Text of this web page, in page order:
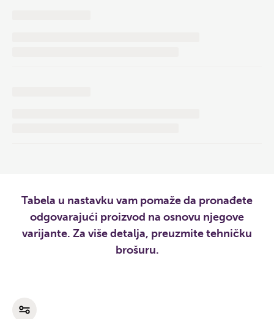
Tabela u nastavku vam pomaže da pronađete
odgovarajući proizvod na osnovu njegove
varijante. Za više detalja, preuzmite tehničku
brošuru.